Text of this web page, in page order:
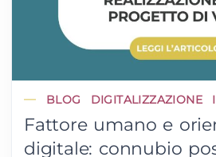
BLOG DIGITALIZZAZIONE
Fattore umano e
digitale: connubio